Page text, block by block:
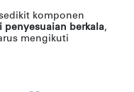
komponen
penyesuaian berkala,
mengikuti